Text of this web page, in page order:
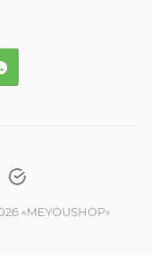
«MEYOUSHOP»